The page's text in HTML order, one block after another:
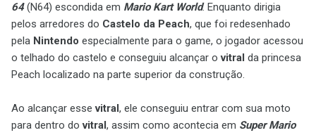
64(N64) escondida em Mario Kart World. Enquanto dirigia
pelos arredores do Castelo da Peach, que foi redesenhado
pela Nintendo especialmente para o game, o jogador acessou
o telhado do castelo e conseguiu alcançar ovitral da princesa
Peach localizado na parte superior da construção.
Ao alcançar essevitral, ele conseguiu entrar com sua moto
para dentro dovitral, assim como acontecia em Super Mario